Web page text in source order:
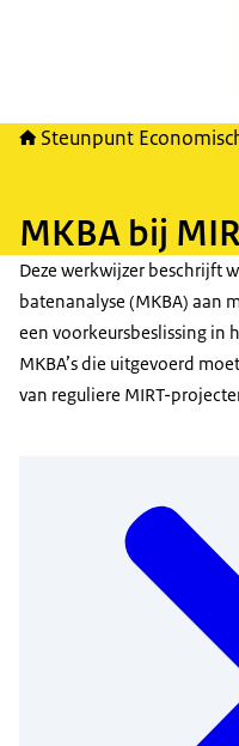
Steunpunt
MKBA bij
Deze werkwijzer beschrijft
batenanalyse (MKBA) aan
een voorkeursbeslissing in
MKBA’s die uitgevoerd
van reguliere MIRT-